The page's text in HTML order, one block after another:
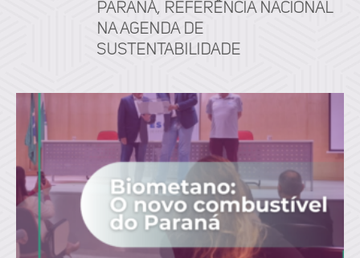
Paraná, referência nacional
na agenda de
sustentabilidade